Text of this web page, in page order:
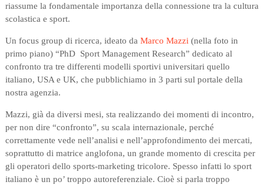
riassume la fondamentale importanza della connessione tra la cultura
scolastica e sport.
Un focus group di ricerca, ideato da Marco Mazzi (nella foto in
primo piano) “PhD Sport Management Research” dedicato al
confronto tra tre differenti modelli sportivi universitari quello
italiano, USA e UK, che pubblichiamo in 3 parti sul portale della
nostra agenzia.
Mazzi, già da diversi mesi, sta realizzando dei momenti di incontro,
per non dire “confronto”, su scala internazionale, perché
correttamente vede nell’analisi e nell’approfondimento dei mercati,
soprattutto di matrice anglofona, un grande momento di crescita per
gli operatori dello sports-marketing tricolore. Spesso infatti lo sport
italiano è un po’ troppo autoreferenziale. Cioè si parla troppo